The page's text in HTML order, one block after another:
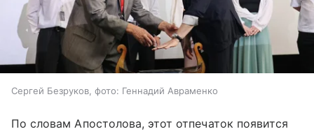
Сергей Безруков, фото: Геннадий Авраменко
По словам Апостолова, этот отпечаток появится